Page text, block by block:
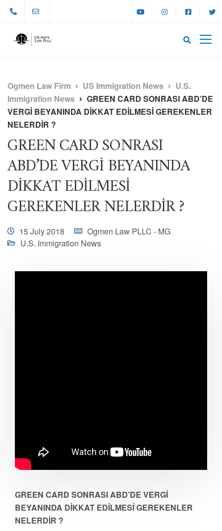
Ogmen Law Firm US Immigration News
U.S.
Immigration News
GREEN CARD SONRASI ABD’DE
VERGİ BEYANINDA DİKKAT EDİLMESİ GEREKENLER
NELERDİR ?
GREEN CARD SONRASI
ABD’DE VERGİ BEYANINDA
DİKKAT EDİLMESİ
GEREKENLER NELERDİR ?
15 July 2018
Ogmen Law PLLC - MG
U.S. Immigration News
GREEN CARD SONRASI ABD’DE VERGİ
BEYANINDA DİKKAT EDİLMESİ GEREKENLER
NELERDİR ?